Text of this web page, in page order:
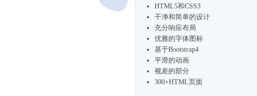
HTML5和CSS3
干净和简单的设计
充分响应布局
优雅的字体图标
基于Bootstrap4
平滑的动画
视差的部分
300+HTML页面